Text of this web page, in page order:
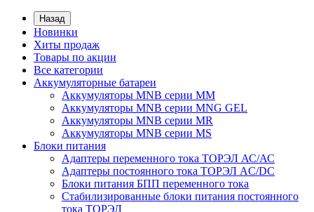
Назад
Новинки
Хиты продаж
Товары по акции
Все категории
Аккумуляторные батареи
Аккумуляторы MNB серии MM
Аккумуляторы MNB серии MNG GEL
Аккумуляторы MNB серии MR
Аккумуляторы MNB серии MS
Блоки питания
Адаптеры переменного тока ТОРЭЛ АС/АС
Адаптеры постоянного тока ТОРЭЛ AC/DC
Блоки питания БПП переменного тока
Стабилизированные блоки питания постоянного
тока ТОРЭЛ